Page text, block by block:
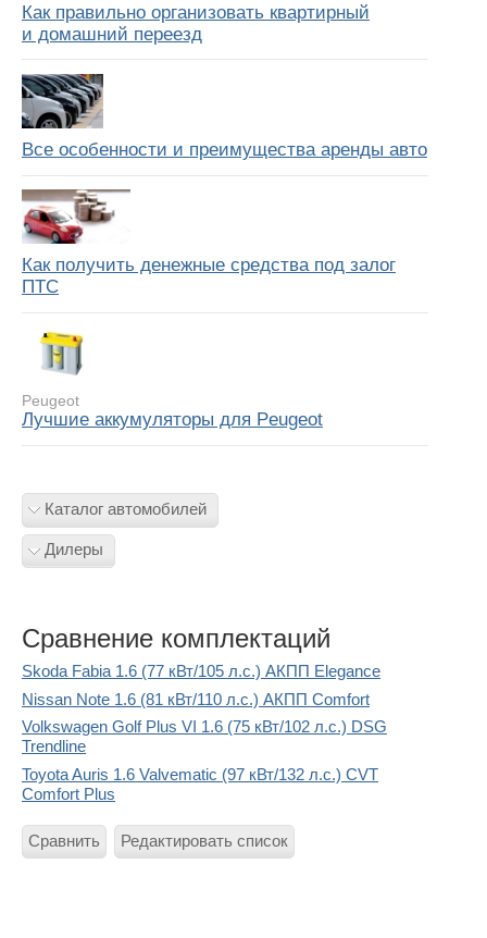
Как правильно организовать квартирный
и домашний переезд
Все особенности и преимущества аренды авто
Как получить денежные средства под залог
ПТС
Peugeot
Лучшие аккумуляторы для Peugeot
Каталог автомобилей
Дилеры
Сравнение комплектаций
Skoda Fabia 1.6 (77 кВт/105 л.с.) АКПП Elegance
Nissan Note 1.6 (81 кВт/110 л.с.) АКПП Comfort
Volkswagen Golf Plus VI 1.6 (75 кВт/102 л.с.) DSG
Trendline
Toyota Auris 1.6 Valvematic (97 кВт/132 л.с.) CVT
Comfort Plus
Сравнить Редактировать список